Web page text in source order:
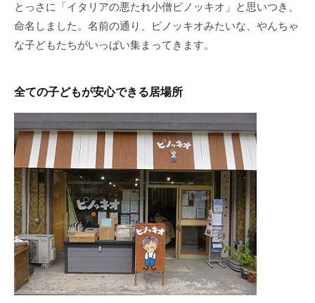
援
や
、
動
す
る
総
合
的
な
情
報
交
流
とっさに「イタリアの悪たれ小僧ピノッキオ」と思いつき、
命名しました。名前の通り、ピノッキオみたいな、やんちゃ
な子どもたちがいっぱい集まってきます。
全ての子どもが安心できる居場所